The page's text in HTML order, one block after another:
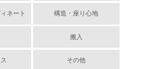
ネート 構造・座り心地
搬入
その他